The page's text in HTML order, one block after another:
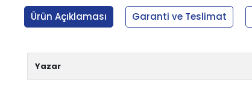
Ürün Açıklaması Garanti ve Teslimat
Yazar